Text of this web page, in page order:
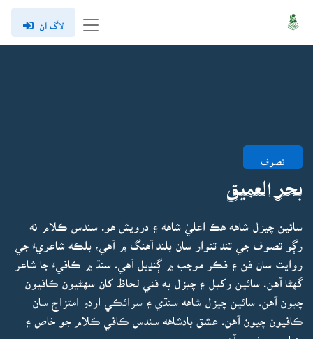
لاگ ان
بحر العميق
سائين چيزل شاهه هڪ اعليٰ شاهه ۽ درويش هو. سندس ڪلام نه
رڳو تصوف جي تند تنوار سان بلند آهنگ ۾ آهي، بلڪه شاعريءَ جي
روايت سان فن ۽ فڪر موجب ۾ ڳنڍيل آهي. سنڌ ۾ ڪافيءَ جا شاعر
گهڻا آهن. سائين رکيل ۽ چيزل به فني لحاظ کان سهڻيون ڪافيون
چيون آهن. سائين چيزل شاهه سنڌي ۽ سرائڪي اردو امتزاج سان
ڪافيون چيون آهن. عشق بادشاهه سندس ڪافي ڪلام جو خاص ۽
بنيادي موضوع آهي.